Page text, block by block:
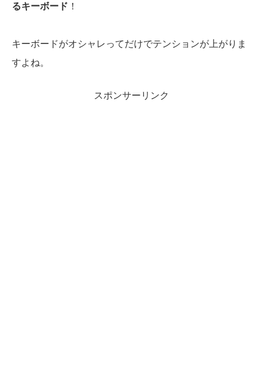
るキーボード ！
キーボードがオシャレってだけでテンションが上がりま
すよね。
スポンサーリンク